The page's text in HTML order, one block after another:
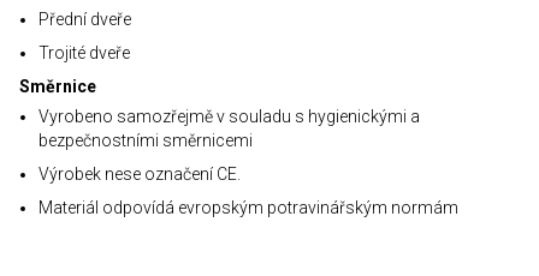
Přední dveře
Trojité dveře
Směrnice
Vyrobeno samozřejmě v souladu s hygienickými a
bezpečnostními směrnicemi
Výrobek nese označení CE.
Materiál odpovídá evropským potravinářským normám